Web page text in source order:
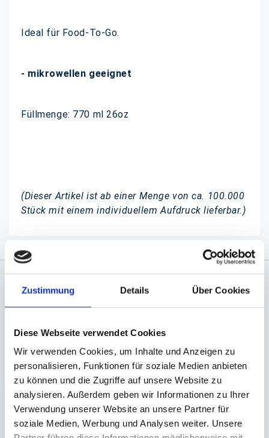
Zustimmung Details Über Cookies
Diese Webseite verwendet Cookies
Wir verwenden Cookies, um Inhalte und Anzeigen zu
personalisieren, Funktionen für soziale Medien anbieten
zu können und die Zugriffe auf unsere Website zu
analysieren. Außerdem geben wir Informationen zu Ihrer
Verwendung unserer Website an unsere Partner für
soziale Medien, Werbung und Analysen weiter. Unsere
Ideal für Food-To-Go.
- mikrowellen geeignet
Füllmenge: 770 ml 26oz
(Dieser Artikel ist ab einer Menge von ca. 100.000
Stück mit einem individuellem Aufdruck lieferbar.)
Angaben zur Informationspflichten der GPSR
Produktsicherheitsverordnung:packpack.de GmbH, Am
Unsere Empfehlungen